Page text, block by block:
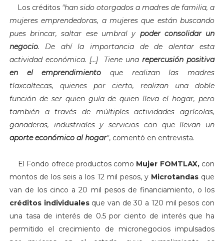
Los créditos "han sido otorgados a madres de familia, a
mujeres emprendedoras, a mujeres que están buscando
pues brincar, saltar ese umbral y poder consolidar un
negocio. De ahí la importancia de de alentar esta
actividad económica. [...] Tiene unarepercusión positiva
en el emprendimiento que realizan las madres
tlaxcaltecas, quienes por cierto, realizan una doble
función de ser quien guía de quien lleva el hogar, pero
también a través de múltiples actividades agrícolas,
ganaderas, industriales y servicios con que llevan un
aporte económico al hogar", comentó en entrevista.
El Fondo ofrece productos como Mujer FOMTLAX,con
montos de los seis a los 12 mil pesos, y Microtandasque
van de los cinco a 20 mil pesos de financiamiento, o los
créditos individuales que van de 30 a 120 mil pesos con
una tasa de interés de 0.5 por ciento de interés que ha
permitido el crecimiento de micronegocios impulsados